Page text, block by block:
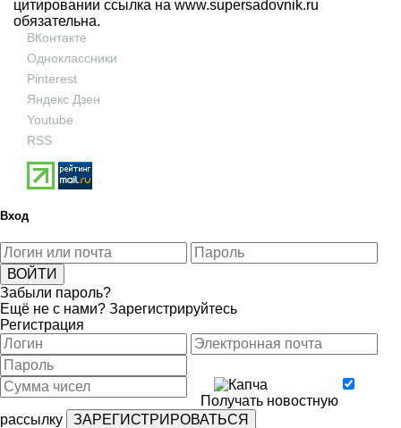
цитировании ссылка на www.supersadovnik.ru
обязательна.
ВКонтакте
Одноклассники
Pinterest
Яндекс Дзен
Youtube
RSS
Вход
Забыли пароль?
Ещё не с нами? Зарегистрируйтесь
Регистрация
Получать новостную
рассылку